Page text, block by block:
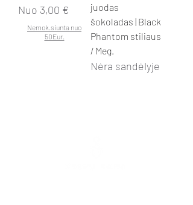
Nuo 3,00 €
Pardavimo kaina
Nemok.siunta nuo
50Eur.
juodas
šokoladas | Black
Phantom stiliaus
/ Meg.
Nėra sandėlyje